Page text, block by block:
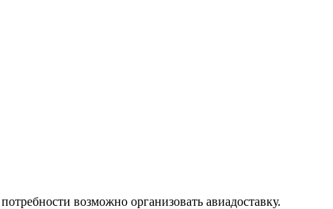
возможно организовать авиадоставку.